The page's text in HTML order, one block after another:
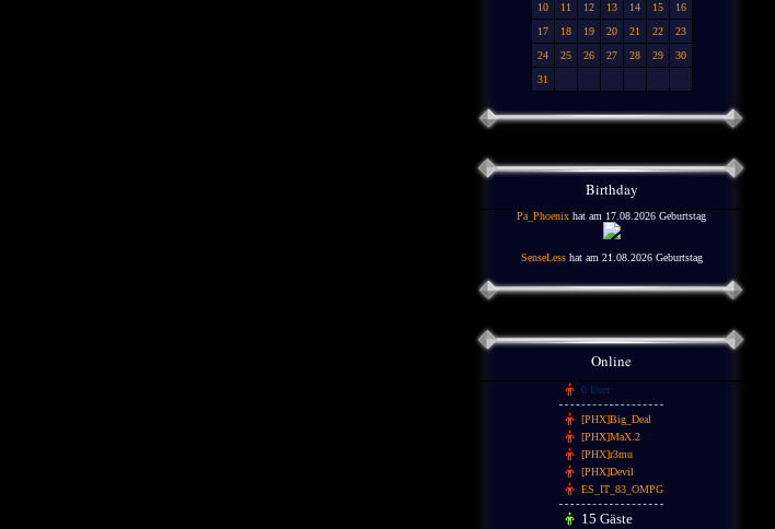
10
11 12 13 14 15
16
17
18 19 20 21 22
23
24
25 26 27 28 29
30
31
Birthday
Pa_Phoenix hat am 17.08.2026 Geburtstag
SenseLesshat am 21.08.2026 Geburtstag
Online
0 User
[PHX]Big_Deal
[PHX]MaX.2
[PHX]r3mu
[PHX]Devil
ES_IT_83_OMPG
15 Gäste